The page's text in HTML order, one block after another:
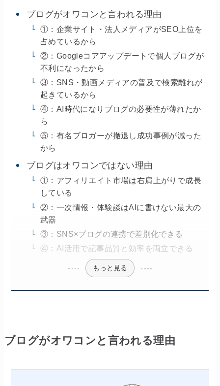
ブログがオワコンと言われる理由
①：企業サイト・法人メディアがSEO上位を
占めているから
②：Googleコアアップデートで個人ブログが
不利になったから
③：SNS・動画メディアの普及で検索離れが
起きているから
④：AI時代になりブログの必要性が薄れたか
ら
⑤：有名ブロガーが撤退し成功事例が減った
から
ブログはオワコンではない理由
①：アフィリエイト市場は右肩上がりで成長
している
②：一次情報・体験談はAIに書けない最大の
武器
③：SNS×ブログの連携で差別化できる
④：AI活用で記事品質と効率を両立できる
もっと見る
ブログがオワコンと言われる理由